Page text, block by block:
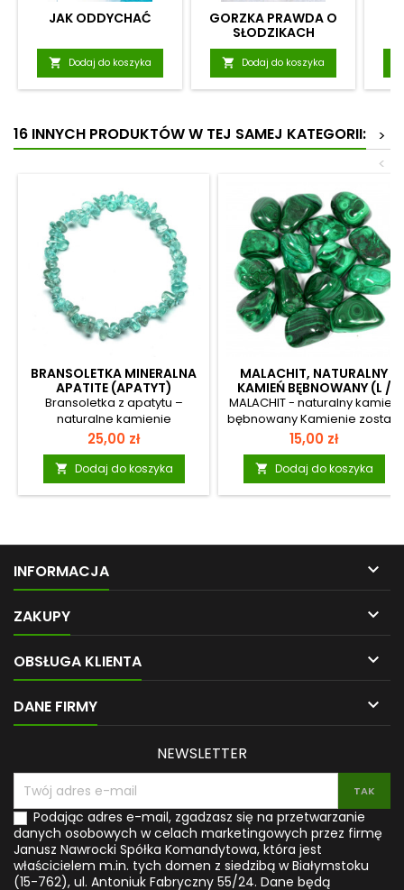
JAK ODDYCHAĆ
 Dodaj do koszyka
GORZKA PRAWDA O
SŁODZIKACH
 Dodaj do koszyka
16 INNYCH PRODUKTÓW W TEJ SAMEJ KATEGORII:
>
<
BRANSOLETKA MINERALNA
APATITE (APATYT)
Bransoletka z apatytu –
naturalne kamienie
Wyjątkowa i przyciągająca
uwagę bransoletka
wykonana z naturalnego
apatytu. Jej intensywna,
turkusowa kolorystyka
doskonale podkreśla
indywidualny styl. Bransoletka
składa się z drobnych,
„chips”, które zostały
wygładzone i wypolerowane,
noszeniu. Bransoletka
wykonana jest z naturalnych
są na bardzo mocną,...
Cena
25,00 zł
 Dodaj do koszyka
MALACHIT, NATURALNY
KAMIEŃ BĘBNOWANY (L /
3,5~ 4 CM)
MALACHIT - naturalny kamień
bębnowany Kamienie zostały
poddane procesowi
bębnowania, oszlifowane za
pomocą proszków ściernych
oraz polerskich. Każdy
kamień ma swój specyficzny
egzemplarzem i może różnić
się od widocznych na zdjęciu.
pozytywną energią :) Uwagi:
losowo Ewentualna
obecność spękań, pustek i
Cena
15,00 zł
 Dodaj do koszyka
INFORMACJA 
ZAKUPY 
OBSŁUGA KLIENTA 
DANE FIRMY 
NEWSLETTER
Podając adres e-mail, zgadzasz się na przetwarzanie
danych osobowych w celach marketingowych przez firmę
Janusz Nawrocki Spółka Komandytowa, która jest
właścicielem m.in. tych domen z siedzibą w Białymstoku
(15-762), ul. Antoniuk Fabryczny 55/24. Dane będą